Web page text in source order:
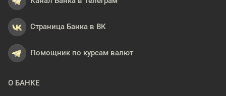
Страница Банка в ВК
Помощник по курсам валют
О БАНКЕ